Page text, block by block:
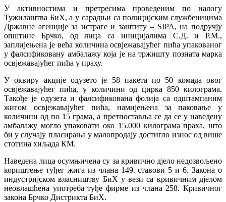
У активностима и претресима проведеним по налогу
Тужилаштва БиХ, а у сарадњи са полицијским службеницима
Државне агенције за истраге и заштиту – SIPA, на подручју
општине Брчко, од лица са иницијалима С.Д. и Р.М.,
заплијењена је већа количина освјежавајућег пића упакованог
у фалсификовану амбалажу која је на тржишту позната марка
освјежавајућег пића у праху.
У оквиру акције одузето је 58 пакета по 50 комада овог
освјежавајућег пића, у количини од цирка 850 килограма.
Такође је одузета и фалсификована фолија са одштампаним
жигом освјежавајућег пића, намијењена за паковање у
количини од по 15 грама, а претпоставља се да се у наведену
амбалажу могло упаковати око 15.000 килограма праха, што
би у случају пласирања у малопродају достигло износ од више
стотина хиљада КМ.
Наведена лица осумњичена су за кривично дјело недозвољено
кориштење туђег жига из члана 149. ставови 5 и 6. Закона о
индустријском власништву БиХ у вези са кривичним дјелом
неовлашћена употреба туђе фирме из члана 258. Кривичног
закона Брчко Дистрикта БиХ.